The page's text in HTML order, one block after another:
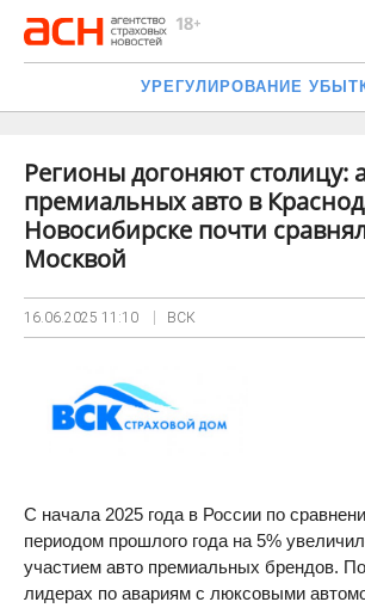
УРЕГУЛИРОВАНИЕ
Регионы догоняют столицу:
премиальных авто в
Новосибирске почти
Москвой
16.06.2025 11:10 ВСК
С начала 2025 года в России по
периодом прошлого года на 5%
участием авто премиальных брендов.
лидерах по авариям с люксовыми